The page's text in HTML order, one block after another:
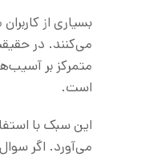
بسیاری از
می‌کنند. در
متمرکز بر
است.
این سبک با
می‌آورد. اگر